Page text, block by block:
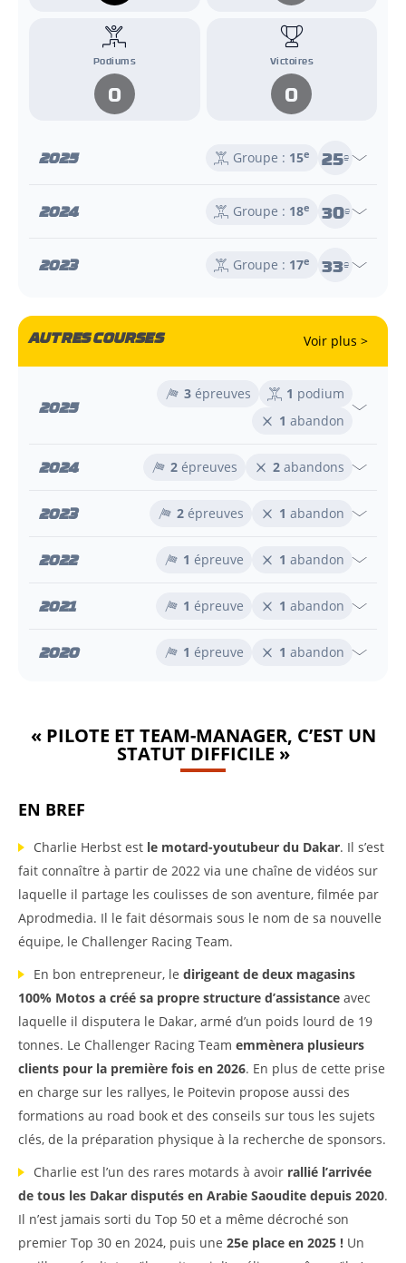
Podiums
0
Victoires
0
2025 Groupe : 15e 25e
2024 Groupe : 18e 30e
2023 Groupe : 17e 33e
AUTRES COURSES Voir plus >
2025
3 épreuves 1 podium
1 abandon
2024 2 épreuves 2 abandons
2023 2 épreuves 1 abandon
2022 1 épreuve 1 abandon
2021 1 épreuve 1 abandon
2020 1 épreuve 1 abandon
« PILOTE ET TEAM-MANAGER, C’EST UN
STATUT DIFFICILE »
EN BREF
Charlie Herbst est le motard-youtubeur du Dakar. Il s’est
fait connaître à partir de 2022 via une chaîne de vidéos sur
laquelle il partage les coulisses de son aventure, filmée par
Aprodmedia. Il le fait désormais sous le nom de sa nouvelle
équipe, le Challenger Racing Team.
En bon entrepreneur, le dirigeant de deux magasins
100% Motos a créé sa propre structure d’assistance avec
laquelle il disputera le Dakar, armé d’un poids lourd de 19
tonnes. Le Challenger Racing Team emmènera plusieurs
clients pour la première fois en 2026. En plus de cette prise
en charge sur les rallyes, le Poitevin propose aussi des
formations au road book et des conseils sur tous les sujets
clés, de la préparation physique à la recherche de sponsors.
Charlie est l’un des rares motards à avoir rallié l’arrivée
de tous les Dakar disputés en Arabie Saoudite depuis 2020.
Il n’est jamais sorti du Top 50 et a même décroché son
premier Top 30 en 2024, puis une 25e place en 2025 ! Un